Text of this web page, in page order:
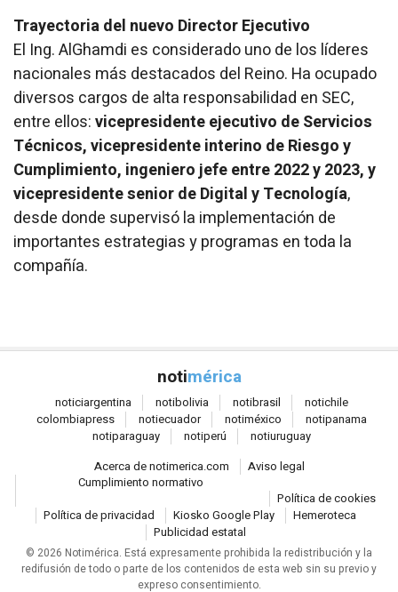
Trayectoria del nuevo Director Ejecutivo
El Ing. AlGhamdi es considerado uno de los líderes
nacionales más destacados del Reino. Ha ocupado
diversos cargos de alta responsabilidad en SEC,
entre ellos:vicepresidente ejecutivo de Servicios
Técnicos, vicepresidente interino de Riesgo y
Cumplimiento, ingeniero jefe entre 2022 y 2023, y
vicepresidente senior de Digital y Tecnología,
desde donde supervisó la implementación de
importantes estrategias y programas en toda la
compañía.
notimérica
noticiargentina notibolivia notibrasil notichile
colombiapress notiecuador notiméxico notipanama
notiparaguay notiperú notiuruguay
Acerca de notimerica.com
Aviso legal
Cumplimiento normativo
Política de cookies
Política de privacidad
Kiosko Google Play
Hemeroteca
Publicidad estatal
© 2026 Notimérica. Está expresamente prohibida la redistribución y la
redifusión de todo o parte de los contenidos de esta web sin su previo y
expreso consentimiento.